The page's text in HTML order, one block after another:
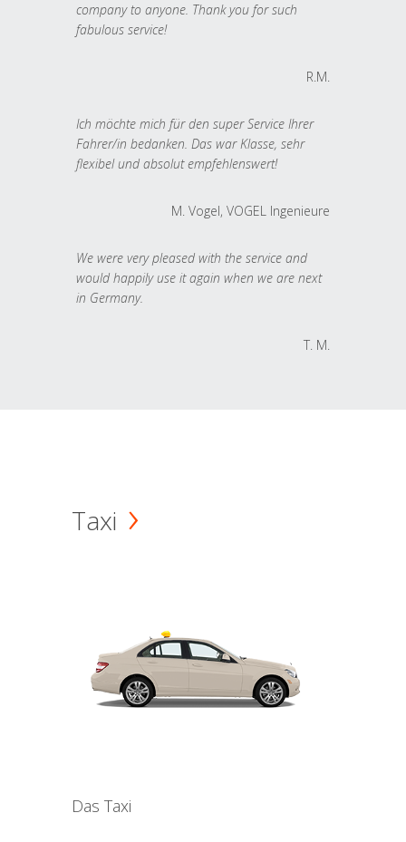
company to anyone. Thank you for such
fabulous service!
R.M.
Ich möchte mich für den super Service Ihrer
Fahrer/in bedanken. Das war Klasse, sehr
flexibel und absolut empfehlenswert!
M. Vogel, VOGEL Ingenieure
We were very pleased with the service and
would happily use it again when we are next
in Germany.
T. M.
Taxi
Das Taxi